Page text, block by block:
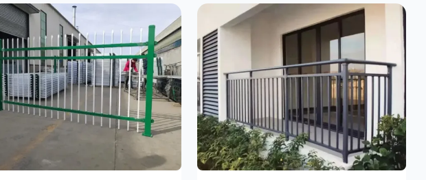
用是防止对面车辆灯光的照射，增加公路行驶
性。另一种是高速公路两侧的防护网，其作
防止车辆失控冲出路面，保护行车人员和车辆
全 。双边丝高速护栏网又称‘双边丝隔离栅’，
冷拔低碳钢丝焊接成网筒状卷边与网面一体，
量在于原材料及加工过程，它的外观质量取决于施
工过程，施工中要重视施工准备和打桩机的组合，
不断总结经验，加强施工管理，是安装质量得以保
证。铁路护栏网是一种用于铁路两侧的隔离防护设
施，它的主要作用是防止车辆和人员越过护栏造成
危险事